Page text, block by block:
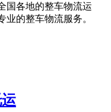
国各地的整车物流运
的整车物流服务。